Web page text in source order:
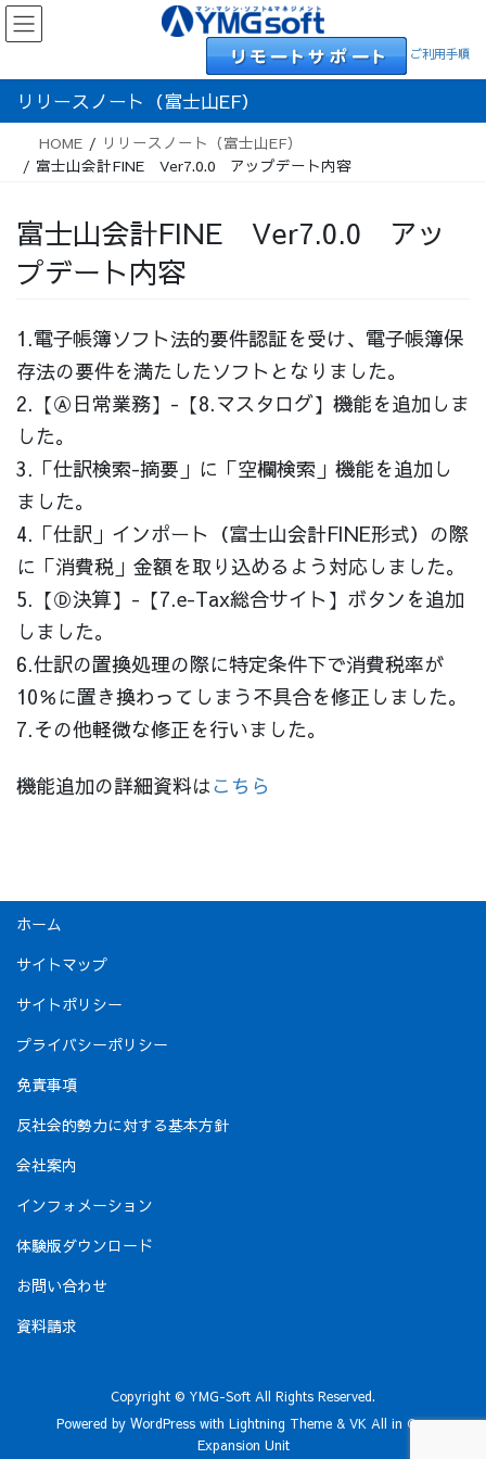
Skip
to
the
content
Skip
to
the
Navigation
ご利用手順
リリースノート（富士山EF）
HOME
リリースノート（富士山EF）
富士山会計FINE Ver7.0.0 アップデート内容
富士山会計FINE Ver7.0.0 アッ
プデート内容
1.電子帳簿ソフト法的要件認証を受け、電子帳簿保
存法の要件を満たしたソフトとなりました。
2.【Ⓐ日常業務】-【8.マスタログ】機能を追加しま
した。
3.「仕訳検索-摘要」に「空欄検索」機能を追加し
ました。
4.「仕訳」インポート（富士山会計FINE形式）の際
に「消費税」金額を取り込めるよう対応しました。
5.【Ⓓ決算】-【7.e-Tax総合サイト】ボタンを追加
しました。
6.仕訳の置換処理の際に特定条件下で消費税率が
10％に置き換わってしまう不具合を修正しました。
7.その他軽微な修正を行いました。
機能追加の詳細資料はこちら
ホーム
サイトマップ
サイトポリシー
プライバシーポリシー
免責事項
反社会的勢力に対する基本方針
会社案内
インフォメーション
体験版ダウンロード
お問い合わせ
資料請求
Copyright © YMG-Soft All Rights Reserved.
Powered by WordPresswith Lightning Theme& VK All in One
Expansion Unit